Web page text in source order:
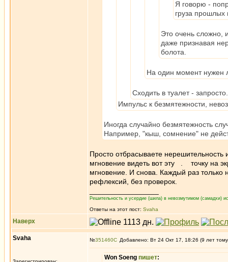
Я говорю -
груза прошлых
Это очень сложно,
даже признавая
болота.
На один момент нужен
Сходить в туалет -
Импульс к безмятежности,
Иногда случайно безмятежность
Например, "кыш, сомнение" не
Просто отбрасываете
мгновение видеть вот эту . точку на
мгновение. И снова. Каждый раз только
рефлексий, без проверок.
Решительность и усердие (шила) в невозмутимом (самадхи)
Ответы на этот пост: Svaha
Наверх
Svaha №351460 Добавлено: Вт 24 Окт 17, 18:26 (9 лет
Won Soeng пишет: